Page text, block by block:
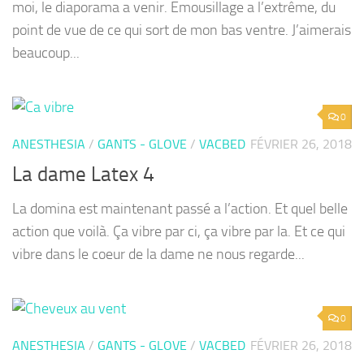
moi, le diaporama a venir. Emousillage a l’extrême, du
point de vue de ce qui sort de mon bas ventre. J’aimerais
beaucoup...
0
ANESTHESIA / GANTS - GLOVE / VACBED FÉVRIER 26, 2018
La dame Latex 4
La domina est maintenant passé a l’action. Et quel belle
action que voilà. Ça vibre par ci, ça vibre par la. Et ce qui
vibre dans le coeur de la dame ne nous regarde...
0
ANESTHESIA / GANTS - GLOVE / VACBED FÉVRIER 26, 2018